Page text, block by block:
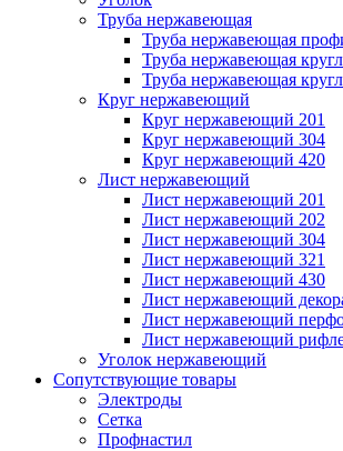
Труба нержавеющая
Труба нержавеющая
Труба нержавеющая
Труба нержавеющая
Круг нержавеющий
Круг нержавеющий 201
Круг нержавеющий 304
Круг нержавеющий 420
Лист нержавеющий
Лист нержавеющий 201
Лист нержавеющий 202
Лист нержавеющий 304
Лист нержавеющий 321
Лист нержавеющий 430
Лист нержавеющий
Лист нержавеющий
Лист нержавеющий
Уголок нержавеющий
Cопутствующие товары
Электроды
Сетка
Профнастил